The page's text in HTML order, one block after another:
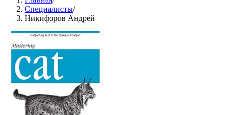
Специалисты/
Никифоров Андрей